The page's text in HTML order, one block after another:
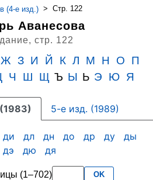
(4-е изд.) > Стр. 122
Аванесова
стр. 122
Ж З И Й К Л М Н О
П
Ч Ш Щ Ъ Ы Ь Э Ю Я
5-е изд. (1989)
ди дл дн до др ду
ды
дэ дю дя
(1–702) OK